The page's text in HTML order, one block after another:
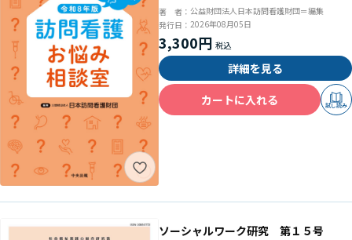
著 者： 公益財団法人日本訪問看護財団＝編集
発行日： 2026年08月05日
3,300円
詳細を見る
カートに入れる
試し読み
ソーシャルワーク研究 第１５号